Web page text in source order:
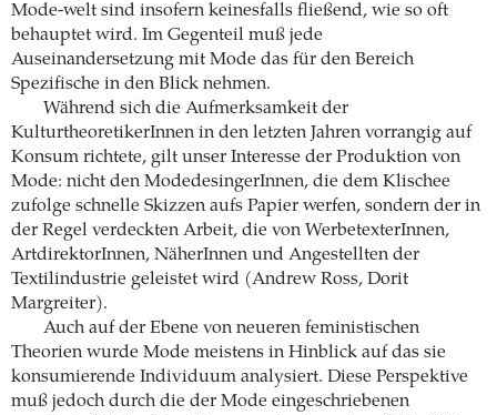
Mode-welt sind insofern keinesfalls fließend, wie so oft
behauptet wird. Im Gegenteil muß jede
Auseinandersetzung mit Mode das für den Bereich
Spezifische in den Blick nehmen.
Während sich die Aufmerksamkeit der
KulturtheoretikerInnen in den letzten Jahren vorrangig auf
Konsum richtete, gilt unser Interesse der Produktion von
Mode: nicht den ModedesingerInnen, die dem Klischee
zufolge schnelle Skizzen aufs Papier werfen, sondern der in
der Regel verdeckten Arbeit, die von WerbetexterInnen,
ArtdirektorInnen, NäherInnen und Angestellten der
Textilindustrie geleistet wird (Andrew Ross, Dorit
Margreiter).
Auch auf der Ebene von neueren feministischen
Theorien wurde Mode meistens in Hinblick auf das sie
konsumierende Individuum analysiert. Diese Perspektive
muß jedoch durch die der Mode eingeschriebenen